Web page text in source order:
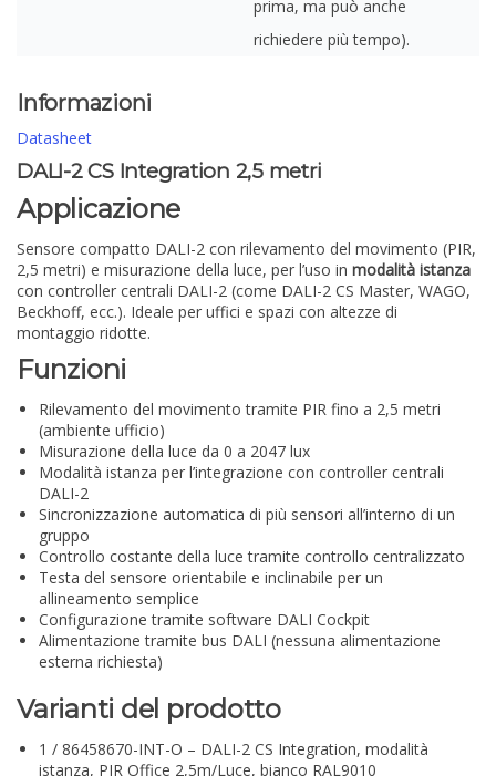
prima, ma può anche
richiedere più tempo).
Informazioni
Datasheet
DALI-2 CS Integration 2,5 metri
Applicazione
Sensore compatto DALI-2 con rilevamento del movimento (PIR,
2,5 metri) e misurazione della luce, per l’uso in modalità istanza
con controller centrali DALI-2 (come DALI-2 CS Master, WAGO,
Beckhoff, ecc.). Ideale per uffici e spazi con altezze di
montaggio ridotte.
Funzioni
Rilevamento del movimento tramite PIR fino a 2,5 metri
(ambiente ufficio)
Misurazione della luce da 0 a 2047 lux
Modalità istanza per l’integrazione con controller centrali
DALI-2
Sincronizzazione automatica di più sensori all’interno di un
gruppo
Controllo costante della luce tramite controllo centralizzato
Testa del sensore orientabile e inclinabile per un
allineamento semplice
Configurazione tramite software DALI Cockpit
Alimentazione tramite bus DALI (nessuna alimentazione
esterna richiesta)
Varianti del prodotto
1 / 86458670-INT-O – DALI-2 CS Integration, modalità
istanza, PIR Office 2,5m/Luce, bianco RAL9010